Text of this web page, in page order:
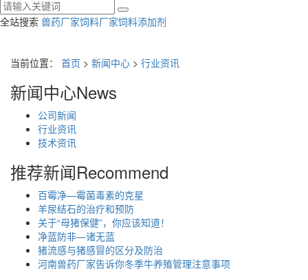
全站搜索 兽药厂家饲料厂家饲料添加剂
当前位置： 首页 > 新闻中心 > 行业资讯
新闻中心News
公司新闻
行业资讯
技术资讯
推荐新闻Recommend
百霉净—霉菌毒素的克星
羊尿结石的治疗和预防
关于“母猪保健”，你应该知道！
净蓝防非—诸无蓝
猪流感与猪感冒的区分及防治
河南兽药厂家告诉你冬季牛养殖管理注意事项